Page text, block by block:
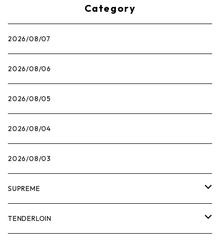
Category
2026/08/07
2026/08/06
2026/08/05
2026/08/04
2026/08/03
SUPREME
Tシャツ
TENDERLOIN